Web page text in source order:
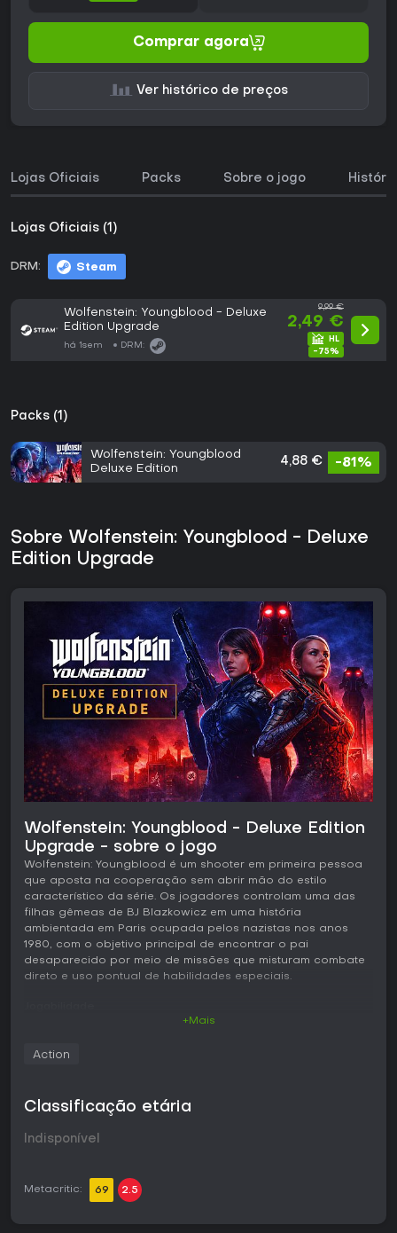
Comprar agora
Ver histórico de preços
Lojas Oficiais Packs Sobre o jogo
Lojas Oficiais (1)
DRM: Steam
Wolfenstein: Youngblood - Deluxe
Edition Upgrade
há 1sem DRM:
9,99 €
2,49 €
-75%
Packs (1)
Wolfenstein: Youngblood
Deluxe Edition
4,88 € -81%
Sobre Wolfenstein: Youngblood - Deluxe
Edition Upgrade
Wolfenstein: Youngblood - Deluxe Edition
Upgrade - sobre o jogo
Wolfenstein: Youngblood é um shooter em primeira pessoa
que aposta na cooperação sem abrir mão do estilo
característico da série. Os jogadores controlam uma das
filhas gêmeas de BJ Blazkowicz em uma história
ambientada em Paris ocupada pelos nazistas nos anos
1980, com o objetivo principal de encontrar o pai
desaparecido por meio de missões que misturam combate
direto e uso pontual de habilidades especiais.
transmitem boa sensação de impacto, e é possível alternar
camuflagem para abordagens furtivas e mobilidade aérea
progresso acontece por meio de níveis que liberam
ou dano. As missões ocorrem em áreas centrais que
permitem exploração não linear e a descoberta de
+Mais
Action
Classificação etária
Indisponível
Metacritic: 69 2.5